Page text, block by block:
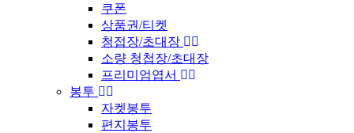
쿠폰
상품권/티켓
청접장/초대장
소량 청첩장/초대장
프리미엄엽서
봉투
자켓봉투
편지봉투